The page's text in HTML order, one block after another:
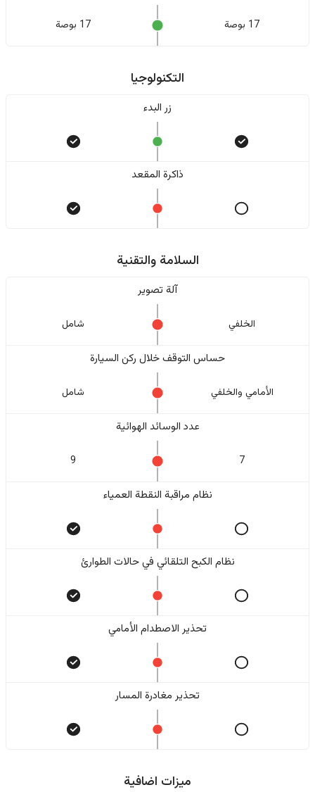
17 بوصة 17 بوصة
التكنولوجيا
زر البدء
ذاكرة المقعد
السلامة والتقنية
آلة تصوير
الخلفي شامل
حساس التوقف خلال ركن السيارة
الأمامي والخلفي شامل
عدد الوسائد الهوائية
7
9
نظام مراقبة النقطة العمياء
نظام الكبح التلقائي في حالات الطوارئ
تحذير الاصطدام الأمامي
تحذير مغادرة المسار
ميزات اضافية